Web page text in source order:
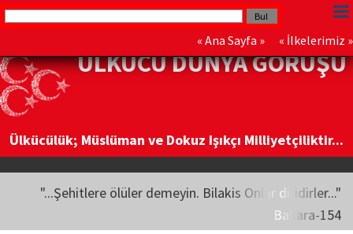
« Ana Sayfa » « İlkelerimiz »
ÜLKÜCÜ DÜNYA GÖRÜŞÜ
Ülkücülük; Müslüman ve Dokuz Işıkçı Milliyetçiliktir...
"...Şehitlere ölüler demeyin. Bilakis Onlar diridirler..."
Bakara-154